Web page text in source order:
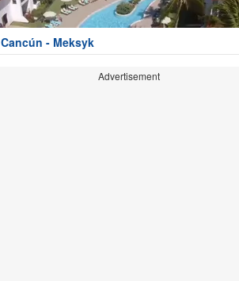
Cancún - Meksyk
Advertisement